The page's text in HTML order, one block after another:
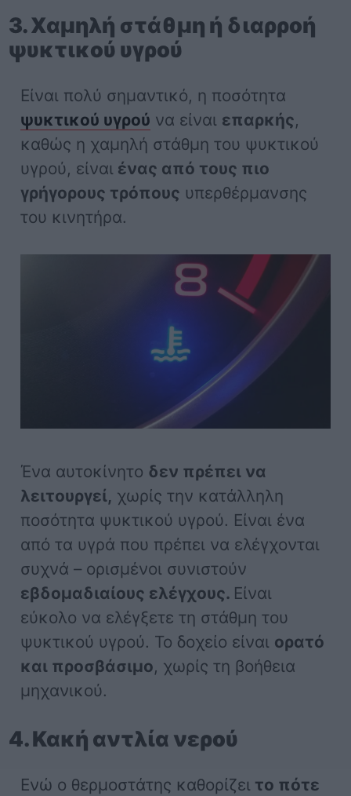
3. Χαμηλή στάθμη ή διαρροή
ψυκτικού υγρού
Είναι πολύ σημαντικό, η ποσότητα
ψυκτικού υγρού να είναι επαρκής,
καθώς η χαμηλή στάθμη του ψυκτικού
υγρού, είναι ένας από τους πιο
γρήγορους τρόπους υπερθέρμανσης
του κινητήρα.
Ένα αυτοκίνητο δεν πρέπει να
λειτουργεί, χωρίς την κατάλληλη
ποσότητα ψυκτικού υγρού. Είναι ένα
από τα υγρά που πρέπει να ελέγχονται
συχνά – ορισμένοι συνιστούν
εβδομαδιαίους ελέγχους. Είναι
εύκολο να ελέγξετε τη στάθμη του
ψυκτικού υγρού. Το δοχείο είναι ορατό
και προσβάσιμο, χωρίς τη βοήθεια
μηχανικού.
4. Κακή αντλία νερού
Ενώ ο θερμοστάτης καθορίζει το πότε